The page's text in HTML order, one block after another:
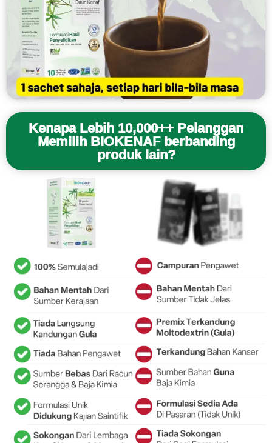
Kenapa Lebih 10,000++ Pelanggan
Memilih BIOKENAF berbanding
produk lain?